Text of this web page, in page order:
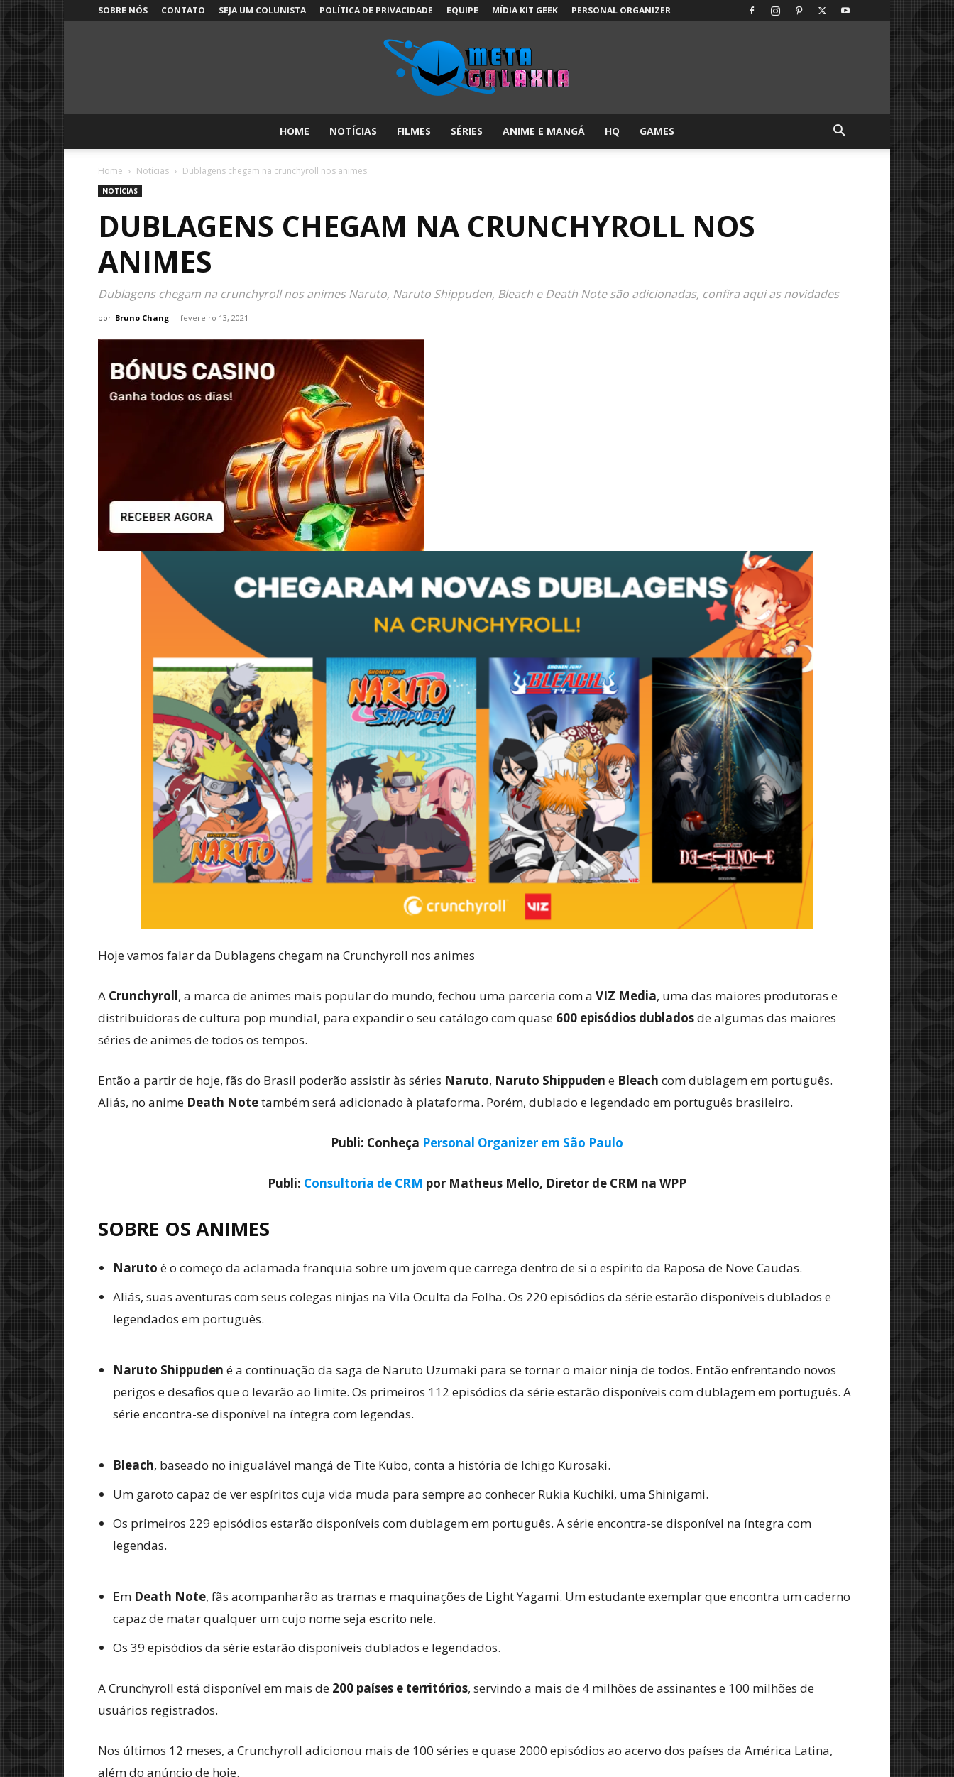
SOBRE NÓS CONTATO SEJA UM COLUNISTA POLÍTICA DE PRIVACIDADE EQUIPE MÍDIA KIT GEEK PERSONAL ORGANIZER
Galáxia:
Cultura
Pop!
HOME NOTÍCIAS FILMES SÉRIES ANIME E MANGÁ HQ GAMES
Home Notícias Dublagens chegam na crunchyroll nos animes
NOTÍCIAS
DUBLAGENS CHEGAM NA CRUNCHYROLL NOS
ANIMES
Dublagens chegam na crunchyroll nos animes Naruto, Naruto Shippuden, Bleach e Death Note são adicionadas, confira aqui as novidades
por Bruno Chang - fevereiro 13, 2021
Hoje vamos falar da Dublagens chegam na Crunchyroll nos animes
A Crunchyroll, a marca de animes mais popular do mundo, fechou uma parceria com a VIZ Media, uma das maiores produtoras e
distribuidoras de cultura pop mundial, para expandir o seu catálogo com quase 600 episódios dubladosde algumas das maiores
séries de animes de todos os tempos.
Então a partir de hoje, fãs do Brasil poderão assistir às séries Naruto, Naruto Shippuden e Bleach com dublagem em português.
Aliás, no anime Death Notetambém será adicionado à plataforma. Porém, dublado e legendado em português brasileiro.
Publi: Conheça Personal Organizer em São Paulo
Publi: Consultoria de CRM por Matheus Mello, Diretor de CRM na WPP
SOBRE OS ANIMES
Naruto é o começo da aclamada franquia sobre um jovem que carrega dentro de si o espírito da Raposa de Nove Caudas.
Aliás, suas aventuras com seus colegas ninjas na Vila Oculta da Folha. Os 220 episódios da série estarão disponíveis dublados e
legendados em português.
Naruto Shippuden é a continuação da saga de Naruto Uzumaki para se tornar o maior ninja de todos. Então enfrentando novos
perigos e desafios que o levarão ao limite. Os primeiros 112 episódios da série estarão disponíveis com dublagem em português. A
série encontra-se disponível na íntegra com legendas.
Bleach, baseado no inigualável mangá de Tite Kubo, conta a história de Ichigo Kurosaki.
Um garoto capaz de ver espíritos cuja vida muda para sempre ao conhecer Rukia Kuchiki, uma Shinigami.
Os primeiros 229 episódios estarão disponíveis com dublagem em português. A série encontra-se disponível na íntegra com
legendas.
Em Death Note, fãs acompanharão as tramas e maquinações de Light Yagami. Um estudante exemplar que encontra um caderno
capaz de matar qualquer um cujo nome seja escrito nele.
Os 39 episódios da série estarão disponíveis dublados e legendados.
A Crunchyroll está disponível em mais de 200 países e territórios, servindo a mais de 4 milhões de assinantes e 100 milhões de
usuários registrados.
Nos últimos 12 meses, a Crunchyroll adicionou mais de 100 séries e quase 2000 episódios ao acervo dos países da América Latina,
além do anúncio de hoje.